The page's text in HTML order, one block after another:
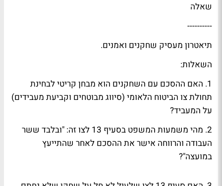
שאלה
----------
תיאטרון מעסיק שחקנים ואמנים.
השאלות:
1. האם ההסכם עם השחקנים הוא מבחן קריטי לבחינת
תחולת צו הביטוח הלאומי (סיווג מבוטחים וקביעת מעבידים)
על המעביד?
2. מהי משמעות המשפט בסעיף 13 לצו זה: "ובלבד ששר
העבודה והרווחה אישר את ההסכם לאחר שהתייעץ
במועצה"?